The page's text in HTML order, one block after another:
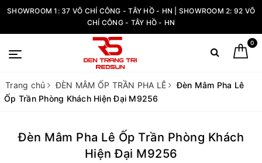
SHOWROOM 1: 37 VÕ CHÍ CÔNG - TÂY HỒ - HN | SHOWROOM 2: 92 VÕ
CHÍ CÔNG - TÂY HỒ - HN
0
Trang chủ ĐÈN MÂM ỐP TRẦN PHA LÊ
Đèn Mâm Pha Lê
Ốp Trần Phòng Khách Hiện Đại M9256
Đèn Mâm Pha Lê Ốp Trần Phòng Khách
Hiện Đại M9256